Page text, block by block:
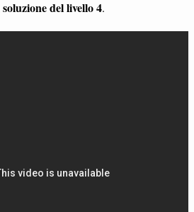
soluzione del livello 4.